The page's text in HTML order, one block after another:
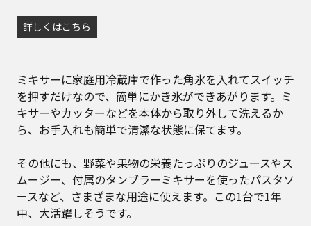
詳しくはこちら
ミキサーに家庭用冷蔵庫で作った角氷を入れてスイッチ
を押すだけなので、簡単にかき氷ができあがります。ミ
キサーやカッターなどを本体から取り外して洗えるか
ら、お手入れも簡単で清潔な状態に保てます。
その他にも、野菜や果物の栄養たっぷりのジュースやス
ムージー、付属のタンブラーミキサーを使ったパスタソ
ースなど、さまざまな用途に使えます。この1台で1年
中、大活躍しそうです。